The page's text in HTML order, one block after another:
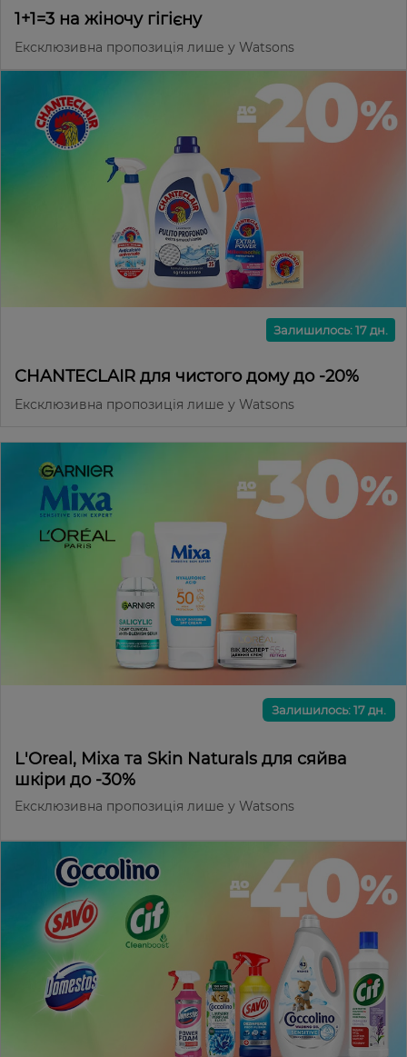
1+1=3 на жіночу гігієну
Ексклюзивна пропозиція лише у Watsons
Залишилось: 17 дн.
CHANTECLAIR для чистого дому до -20%
Ексклюзивна пропозиція лише у Watsons
Залишилось: 17 дн.
L'Oreal, Mixa та Skin Naturals для сяйва
шкіри до -30%
Ексклюзивна пропозиція лише у Watsons